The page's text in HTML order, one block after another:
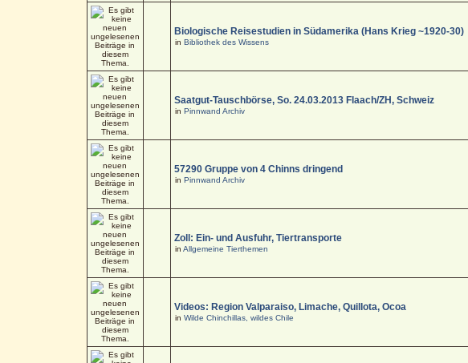
Biologische Reisestudien in Südamerika (Hans Krieg ~1920-30)
in Bibliothek des Wissens
Saatgut-Tauschbörse, So. 24.03.2013 Flaach/ZH, Schweiz
in Pinnwand Archiv
57290 Gruppe von 4 Chinns dringend
in Pinnwand Archiv
Zoll: Ein- und Ausfuhr, Tiertransporte
in Allgemeine Tierthemen
Videos: Region Valparaiso, Limache, Quillota, Ocoa
in Wilde Chinchillas, wildes Chile